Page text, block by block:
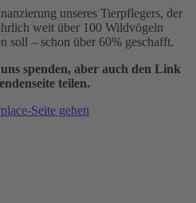
unseres Tierpflegers, der
weit über 100 Wildvögeln
soll – schon über 60% geschafft.
spenden, aber auch den Link
teilen.
Seite gehen